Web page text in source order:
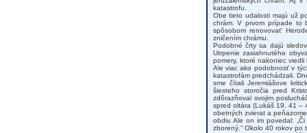
katastrofu.
Obe tieto udalosti majú už
chrám. V prvom prípade to
spôsobom renovovať
zničením chrámu.
Podobné črty sa dajú
Utrpenie zasiahnutého
pomery, ktoré nakoniec
Ale viac ako podobnosť v
katastrofám predchádzali.
sme čítali Jeremiášove
šiesteho storočia pred
zdôrazňoval svojim
spred oltára (Lukáš 19, 41 –
obetných zvierat a
obdiv. Ale on im povedal:
zborený.“ Okolo 40 rokov